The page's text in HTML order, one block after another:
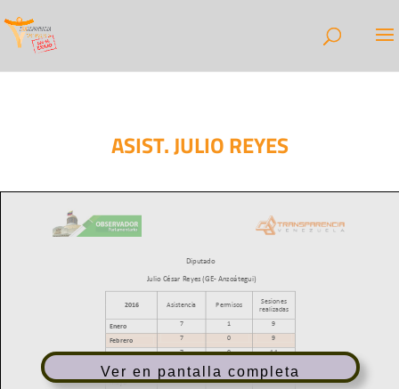
ASIST. JULIO REYES
Ver en pantalla completa